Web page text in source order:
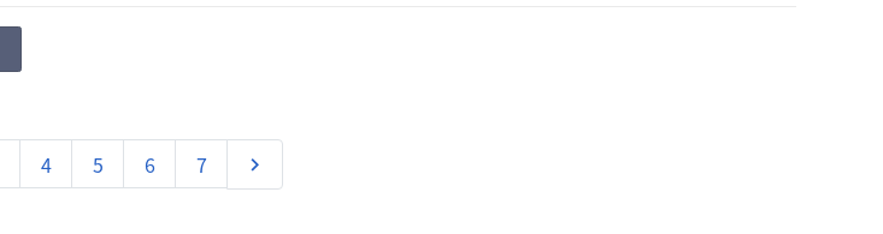
4 5 6 7 keyboard_arrow_right